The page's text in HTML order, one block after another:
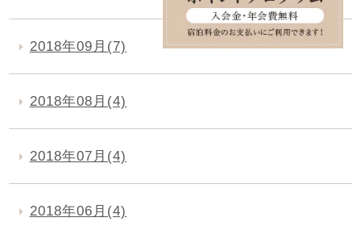
2018年09月(7)
2018年08月(4)
2018年07月(4)
2018年06月(4)